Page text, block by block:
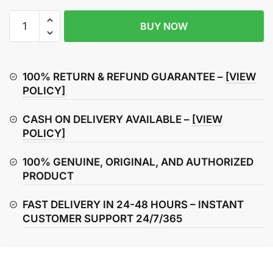
Effex
Shroud
Graphics
BUY NOW
100% RETURN & REFUND GUARANTEE – [VIEW
POLICY]
CASH ON DELIVERY AVAILABLE – [VIEW
POLICY]
100% GENUINE, ORIGINAL, AND AUTHORIZED
PRODUCT
FAST DELIVERY IN 24-48 HOURS – INSTANT
CUSTOMER SUPPORT 24/7/365